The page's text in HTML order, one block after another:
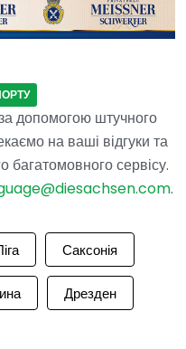
допомогою штучного
на ваші відгуки та
сервісу.
.
Саксонія
Дрезден